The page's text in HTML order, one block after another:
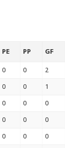
PE PP GF
0 0 2
0 0 1
0 0 0
0 0 0
0 0 0